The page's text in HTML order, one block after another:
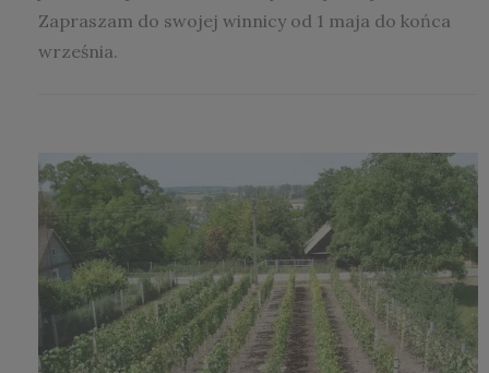
Zapraszam do swojej winnicy od 1 maja do końca
września.